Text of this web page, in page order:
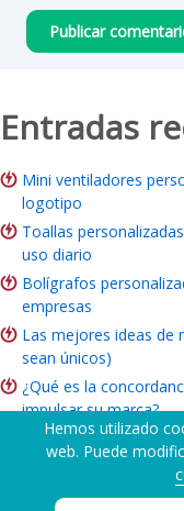
Entradas
Mini ventiladores
logotipo
Toallas
uso diario
Bolígrafos
empresas
Las mejores ideas de
sean únicos)
¿Qué es la
impulsar su marca?
ROI del
Guía de artículos
Hemos utilizado
web. Puede